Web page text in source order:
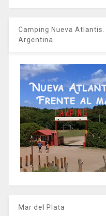
Camping Nueva Atlantis.
Argentina
Mar del Plata